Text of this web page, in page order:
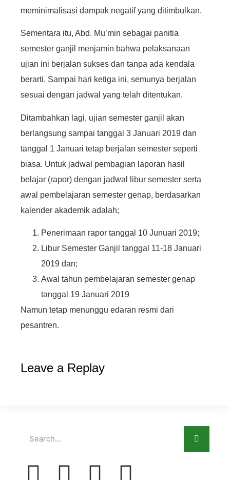
meminimalisasi dampak negatif yang ditimbulkan.
Sementara itu, Abd. Mu’min sebagai panitia
semester ganjil menjamin bahwa pelaksanaan
ujian ini berjalan sukses dan tanpa ada kendala
berarti. Sampai hari ketiga ini, semunya berjalan
sesuai dengan jadwal yang telah ditentukan.
Ditambahkan lagi, ujian semester ganjil akan
berlangsung sampai tanggal 3 Januari 2019 dan
tanggal 1 Januari tetap berjalan semester seperti
biasa. Untuk jadwal pembagian laporan hasil
belajar (rapor) dengan jadwal libur semester serta
awal pembelajaran semester genap, berdasarkan
kalender akademik adalah;
Penerimaan rapor tanggal 10 Junuari 2019;
Libur Semester Ganjil tanggal 11-18 Januari
2019 dan;
Awal tahun pembelajaran semester genap
tanggal 19 Januari 2019
Namun tetap menunggu edaran resmi dari
pesantren.
Leave a Replay